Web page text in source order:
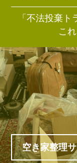
「不法投棄ト
こ
空き家整理